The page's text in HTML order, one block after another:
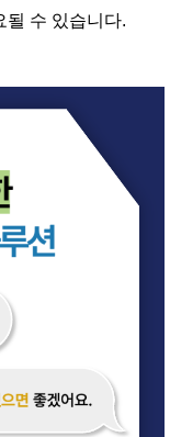
될 수 있습니다.